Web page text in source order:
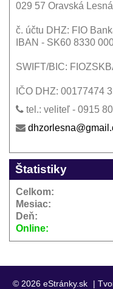
029 57 Oravská Lesná
č. účtu DHZ: FIO
IBAN - SK60 8330
SWIFT/BIC:
IČO DHZ: 00177474
tel.: veliteľ - 0915
Štatistiky
Online:
Celkom:
Mesiac:
Deň:
© 2026 eStránky.sk |